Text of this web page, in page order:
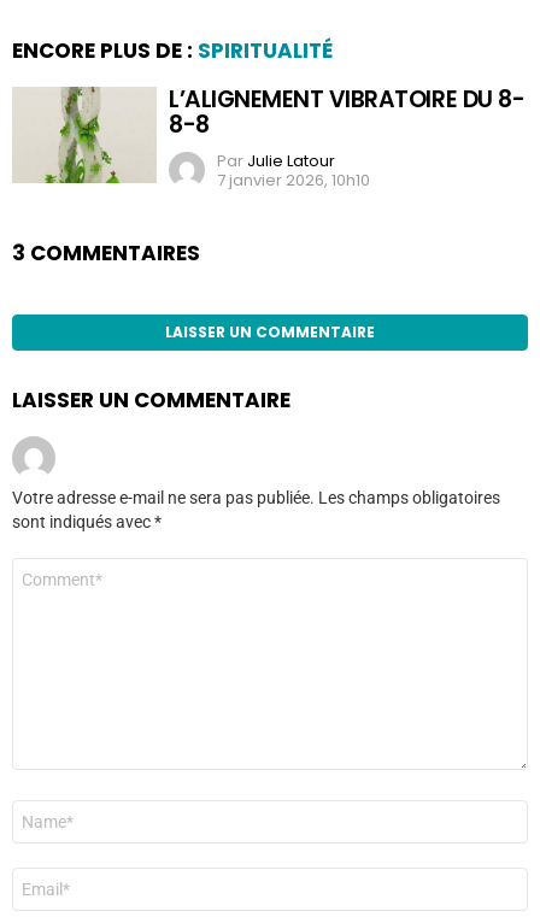
ENCORE PLUS DE : SPIRITUALITÉ
L’ALIGNEMENT VIBRATOIRE DU 8-
8-8
Par Julie Latour
7 janvier 2026, 10h10
3 COMMENTAIRES
LAISSER UN COMMENTAIRE
LAISSER UN COMMENTAIRE
Votre adresse e-mail ne sera pas publiée. Les champs obligatoires
sont indiqués avec*
mail